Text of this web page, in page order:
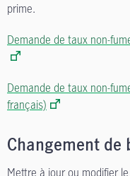
prime.
Demande de taux non-
Demande de taux non-
français)
Changement de
Mettre à jour ou modifier